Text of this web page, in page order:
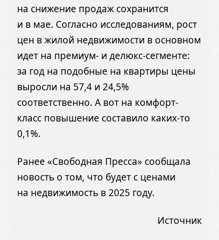
на снижение продаж сохранится
и в мае. Согласно исследованиям, рост
цен в жилой недвижимости в основном
идет на премиум- и делюкс-сегменте:
за год на подобные на квартиры цены
выросли на 57,4 и 24,5%
соответственно. А вот на комфорт-
класс повышение составило каких-то
0,1%.
Ранее «Свободная Пресса» сообщала
новость о том, что будет с ценами
на недвижимость в 2025 году.
Источник